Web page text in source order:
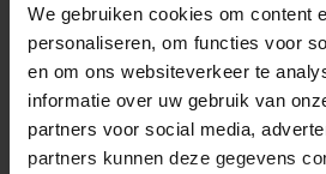
We gebruiken cookies om content
personaliseren, om functies voor
en om ons websiteverkeer te
informatie over uw gebruik van
partners voor social media,
partners kunnen deze gegevens